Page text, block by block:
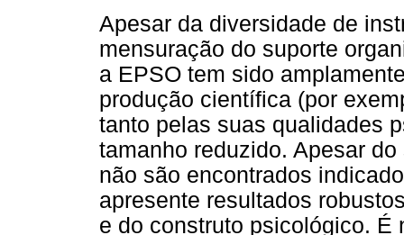
Apesar da diversidade de
mensuração do suporte
a EPSO tem sido
produção científica (por
tanto pelas suas qualidades
tamanho reduzido. Apesar
não são encontrados
apresente resultados
e do construto psicológico. É